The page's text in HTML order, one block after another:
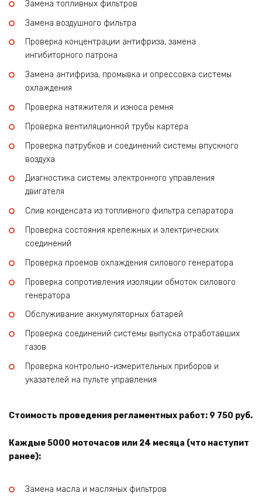
Замена топливных фильтров
Замена воздушного фильтра
Проверка концентрации антифриза, замена
ингибиторного патрона
Замена антифриза, промывка и опрессовка системы
охлаждения
Проверка натяжителя и износа ремня
Проверка вентиляционной трубы картера
Проверка патрубков и соединений системы впускного
воздуха
Диагностика системы электронного управления
двигателя
Слив конденсата из топливного фильтра сепаратора
Проверка состояния крепежных и электрических
соединений
Проверка проемов охлаждения силового генератора
Проверка сопротивления изоляции обмоток силового
генератора
Обслуживание аккумуляторных батарей
Проверка соединений системы выпуска отработавших
газов
Проверка контрольно-измерительных приборов и
указателей на пульте управления
Стоимость проведения регламентных работ: 9 750 руб.
Каждые 5000 моточасов или 24 месяца (что наступит
ранее):
Замена масла и масляных фильтров